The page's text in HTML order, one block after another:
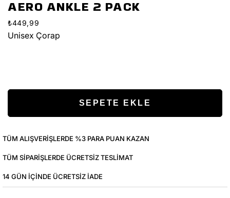
AERO ANKLE 2 PACK
₺449,99
Unisex Çorap
TÜM ALIŞVERIŞLERDE %3 PARA PUAN KAZAN
TÜM SIPARIŞLERDE ÜCRETSIZ TESLIMAT
14 GÜN IÇINDE ÜCRETSIZ IADE